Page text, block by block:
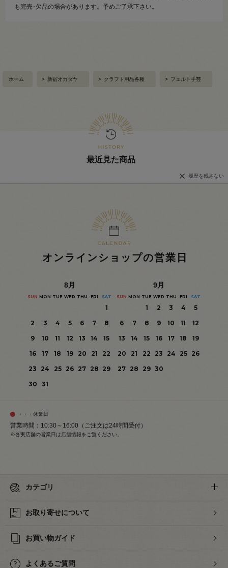
も完売･欠品の場合があります。予めご了承下さい。
ホーム > 新宿オカダヤ > クラフト用品各種 > フェルト手芸
最近見た商品
履歴を残さない
オンラインショップの営業日
8月
SUN MON TUE WED THU FRI SAT
1
2
3 4 5 6 7
8
9
10 11 12 13 14
15
16
17 18 19 20 21
22
23
24 25 26 27 28 29
30
31
9月
SUN MON TUE WED THU FRI SAT
1 2 3 4
5
6
7 8 9 10 11
12
13
14 15 16 17 18
19
20
21 22 23 24 25
26
27 28 29 30
・・・休業日
営業時間：10:30～16:00（ご注文は24時間受付）
※各実店舗の営業日は 店舗情報をご覧ください。
カテゴリ
お取り寄せについて
お買い物ガイド
よくあるご質問